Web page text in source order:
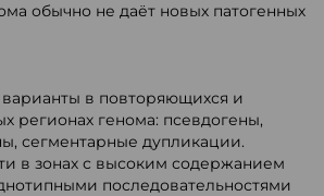
обычно не даёт новых патогенных
в повторяющихся и
регионах генома: псевдогены,
сегментарные дупликации.
в зонах с высоким содержанием
последовательностями